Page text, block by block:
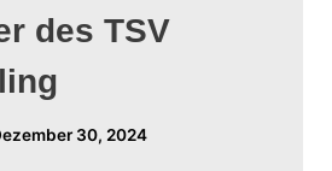
des TSV
30, 2024